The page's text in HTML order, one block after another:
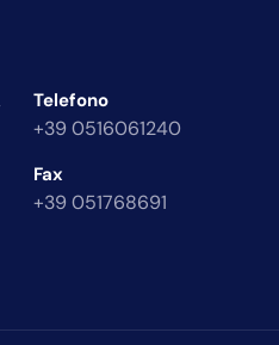
Telefono
+39 0516061240
Fax
+39 051768691